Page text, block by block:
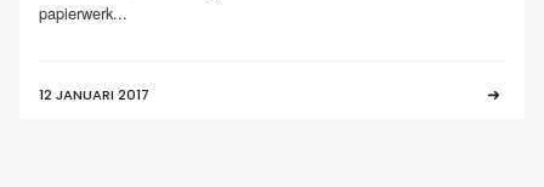
papierwerk...
12 JANUARI 2017